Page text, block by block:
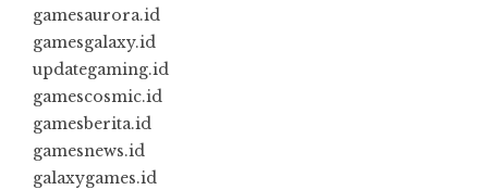
gamesaurora.id
gamesgalaxy.id
updategaming.id
gamescosmic.id
gamesberita.id
gamesnews.id
galaxygames.id